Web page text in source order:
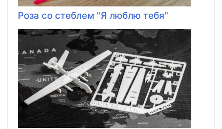
Роза со стеблем "Я люблю тебя"